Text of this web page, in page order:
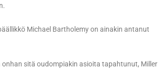
Michael Bartholemy on ainakin antanut
sitä oudompiakin asioita tapahtunut, Miller